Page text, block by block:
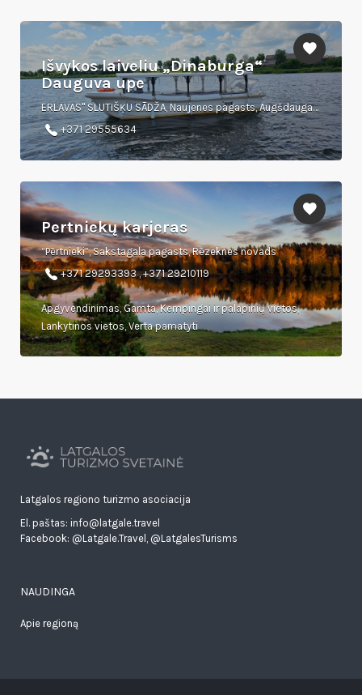
Išvykos laiveliu „Dinaburga“
Dauguva upe
ERLAVAS" SLUTIŠĶU SĀDŽA, Naujenes pagasts, Augšdaugavas novads
+371 29555634
Pertniekų karjeras
“Pērtnieki”, Sakstagala pagasts, Rēzeknes novads
+371 29293393 , +371 29210119
Apgyvendinimas, Gamta, Kempingai ir palapinių vietos,
Lankytinos vietos, Verta pamatyti
Latgalos regiono turizmo asociacija
El. paštas: info@latgale.travel
Facebook: @Latgale.Travel , @LatgalesTurisms
NAUDINGA
Apie regioną